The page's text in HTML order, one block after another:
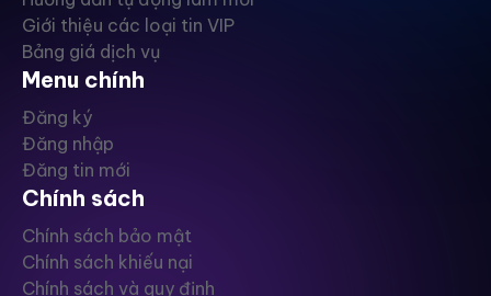
Giới thiệu các loại tin VIP
Bảng giá dịch vụ
Menu chính
Đăng ký
Đăng nhập
Đăng tin mới
Chính sách
Chính sách bảo mật
Chính sách khiếu nại
Chính sách và quy định